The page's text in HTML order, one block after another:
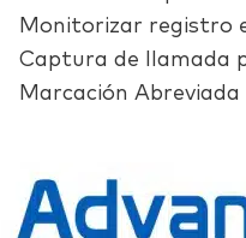
Monitorizar registro
Captura de llamada
Marcación Abreviada